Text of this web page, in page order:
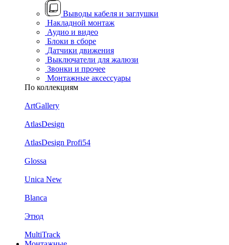
Выводы кабеля и заглушки
Накладной монтаж
Аудио и видео
Блоки в сборе
Датчики движения
Выключатели для жалюзи
Звонки и прочее
Монтажные аксессуары
По коллекциям
ArtGallery
AtlasDesign
AtlasDesign Profi54
Glossa
Unica New
Blanca
Этюд
MultiTrack